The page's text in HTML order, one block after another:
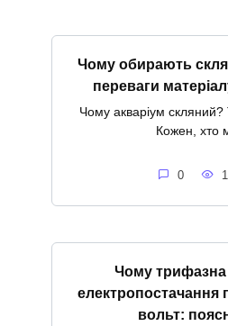
Чому обирають
переваги
Чому акваріум
Кожен, хто
0 1
Чому трифазна
електропостачання
вольт: